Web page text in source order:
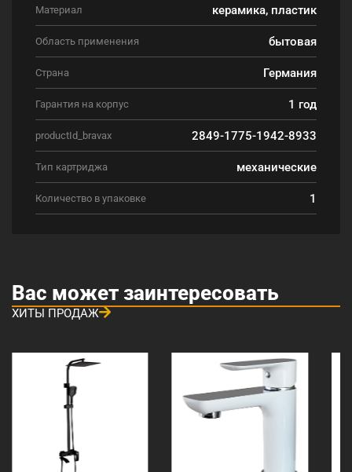
Материал керамика, пластик
Область применения бытовая
Страна Германия
Гарантия на корпус 1 год
productId_bravax 2849-1775-1942-8933
Тип картриджа механические
Количество в упаковке 1
Вас может заинтересовать
ХИТЫ ПРОДАЖ